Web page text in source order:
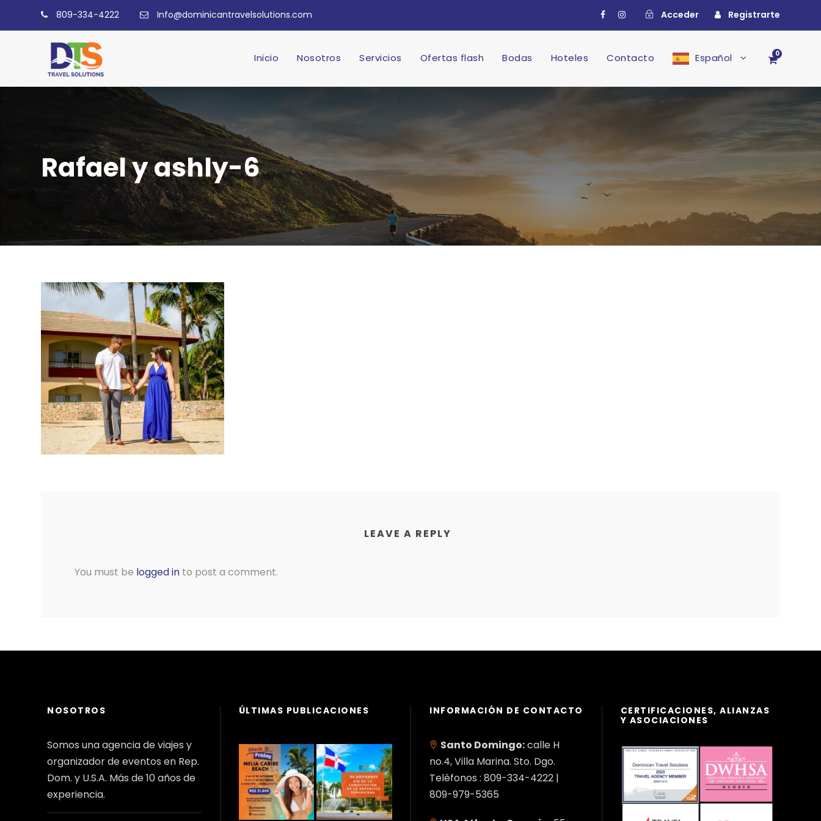
809-334-4222 Info@dominicantravelsolutions.com Acceder Registrarte
Inicio Nosotros Servicios Ofertas flash Bodas Hoteles Contacto Español 0
Rafael y ashly-6
LEAVE A REPLY
You must be logged in to post a comment.
NOSOTROS
Somos una agencia de viajes y
organizador de eventos en Rep.
Dom. y U.S.A. Más de 10 años de
experiencia.
ÚLTIMAS PUBLICACIONES INFORMACIÓN DE CONTACTO
Santo Domingo:calle H
no.4, Villa Marina. Sto. Dgo.
Teléfonos : 809-334-4222 |
809-979-5365
CERTIFICACIONES, ALIANZAS
Y ASOCIACIONES